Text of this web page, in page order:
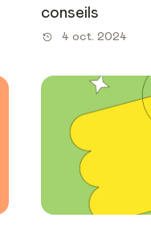
conseils
4 oct. 2024